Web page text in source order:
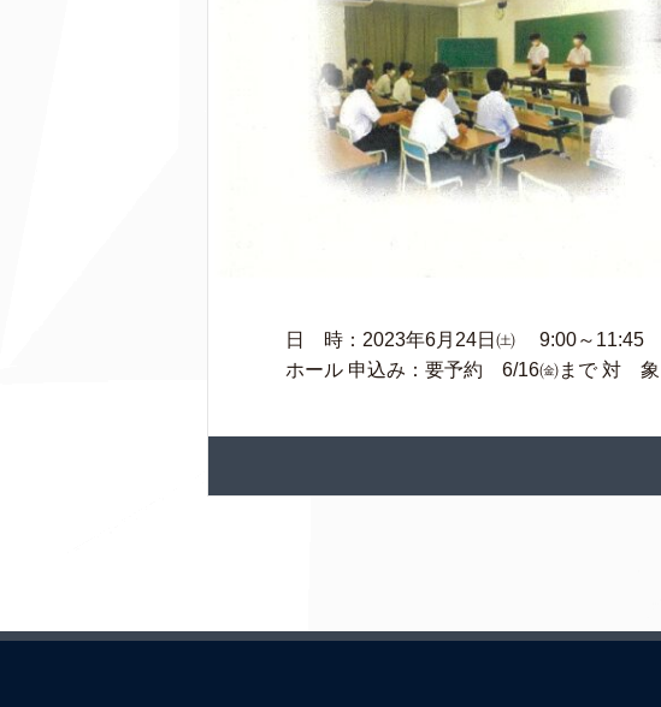
日 時：2023年6月24日㈯ 9:00～
ホール 申込み：要予約 6/16㈮まで 対